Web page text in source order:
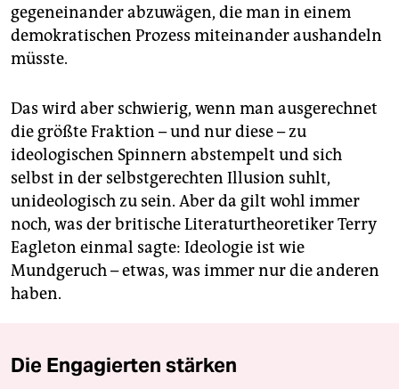
gegeneinander abzuwägen, die man in einem
demokratischen Prozess miteinander aushandeln
müsste.
Das wird aber schwierig, wenn man ausgerechnet
die größte Fraktion – und nur diese – zu
ideologischen Spinnern abstempelt und sich
selbst in der selbstgerechten Illusion suhlt,
unideologisch zu sein. Aber da gilt wohl immer
noch, was der britische Literaturtheoretiker Terry
Eagleton einmal sagte: Ideologie ist wie
Mundgeruch – etwas, was immer nur die anderen
haben.
Die Engagierten stärken